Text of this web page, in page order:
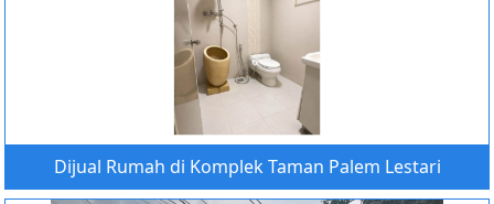
Dijual Rumah di Komplek Taman Palem Lestari